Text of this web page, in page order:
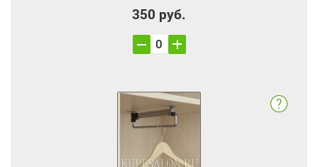
350 руб.